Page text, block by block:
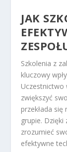
JAK
Szkolenia z
kluczowy
Uczestnictwo
zwiększyć
przekłada
grupie.
zrozumieć
efektywne